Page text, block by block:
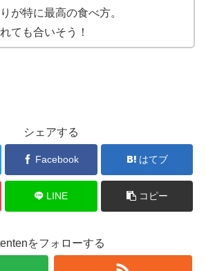
が特に最高の食べ方。
ても合いそう！
シェアする
Facebook はてブ
LINE コピー
をフォローする